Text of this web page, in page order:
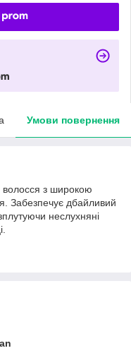
Умови повернення
волосся з широкою
Забезпечує дбайливий
неслухняні